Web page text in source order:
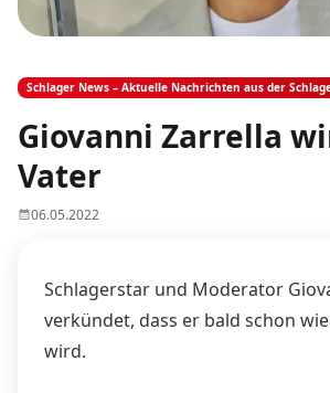
Schlager News – Aktuelle Nachrichten aus der
Giovanni Zarrella
Vater
06.05.2022
Schlagerstar und Moderator
verkündet, dass er bald schon
wird.